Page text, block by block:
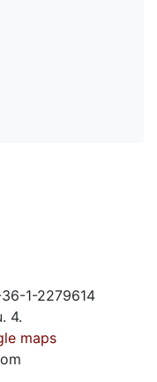
1-2279614
4.
maps